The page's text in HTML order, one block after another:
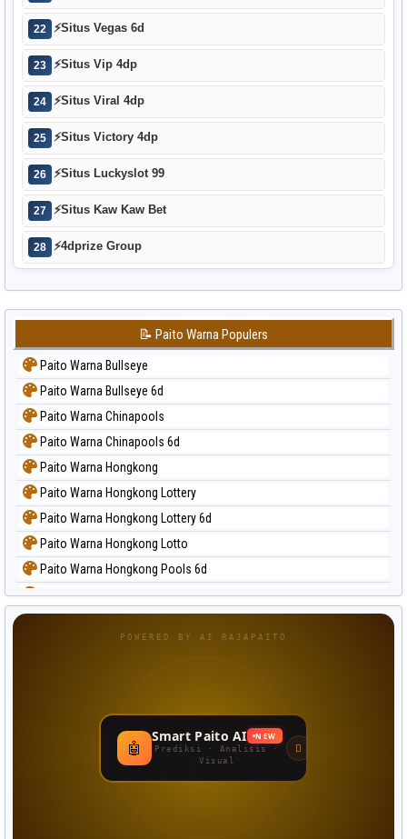
22 ⚡Situs Vegas 6d
23 ⚡Situs Vip 4dp
24 ⚡Situs Viral 4dp
25 ⚡Situs Victory 4dp
26 ⚡Situs Luckyslot 99
27 ⚡Situs Kaw Kaw Bet
28 ⚡4dprize Group
📝 Paito Warna Populers
Paito Warna Bullseye
Paito Warna Bullseye 6d
Paito Warna Chinapools
Paito Warna Chinapools 6d
Paito Warna Hongkong
Paito Warna Hongkong Lottery
Paito Warna Hongkong Lottery 6d
Paito Warna Hongkong Lotto
Paito Warna Hongkong Pools 6d
Paito Warna Japan
Paito Warna Nagoya
Paito Warna New York Midday
Paito Warna North Carolina Day
POWERED BY AI RAJAPAITO
🤖
Smart Paito AI NEW
Prediksi · Analisis ·
Visual